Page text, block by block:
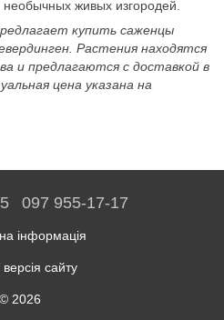
живых изгородей.
купить саженцы
Растения находятся
и предлагаются с доставкой в
цена указана на
097 955-17-17
інформація
сайту
© 2026